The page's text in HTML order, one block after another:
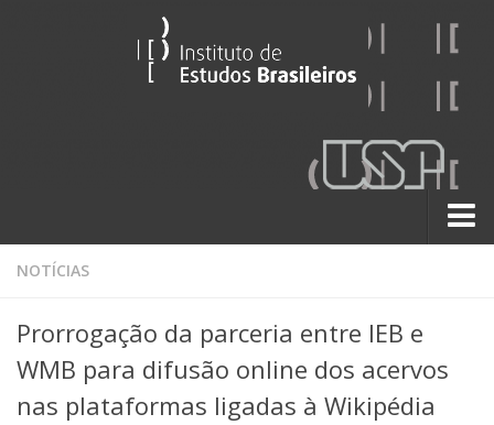
Sobre
A História do IEB
Institucional
60 Anos
NOTÍCIAS
Prorrogação da parceria entre IEB e
WMB para difusão online dos acervos
nas plataformas ligadas à Wikipédia